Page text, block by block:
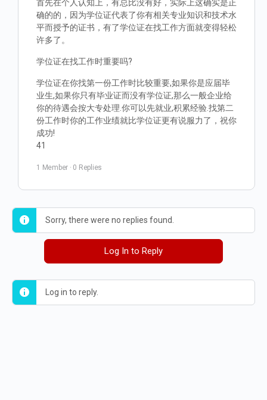
首先在个人认知上，有总比没有好，实际上这确实是正
确的的，因为学位证代表了你有相关专业知识和技术水
平而授予的证书，有了学位证在找工作方面就变得轻松
许多了。
学位证在找工作时重要吗?
学位证在你找第一份工作时比较重要,如果你是应届毕
业生,如果你只有毕业证而没有学位证,那么一般企业给
你的待遇会按大专处理.你可以先就业,积累经验.找第二
份工作时你的工作业绩就比学位证更有说服力了，祝你
成功!
41
1 Member · 0 Replies
Sorry, there were no replies found.
Log In to Reply
Log in to reply.